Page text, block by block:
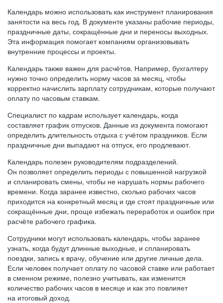
Календарь можно использовать как инструмент планирования
занятости на весь год. В документе указаны рабочие периоды,
праздничные даты, сокращённые дни и переносы выходных.
Эта информация помогает компаниям организовывать
внутренние процессы и проекты.
Календарь также важен для расчётов. Например, бухгалтеру
нужно точно определить норму часов за месяц, чтобы
корректно начислить зарплату сотрудникам, которые получают
оплату по часовым ставкам.
Специалист по кадрам использует календарь, когда
составляет график отпусков. Данные из документа помогают
определить длительность отдыха с учётом праздников. Если
праздничные дни выпадают на отпуск, его продлевают.
Календарь полезен руководителям подразделений.
Он позволяет определить периоды с повышенной нагрузкой
и спланировать смены, чтобы не нарушать нормы рабочего
времени. Когда заранее известно, сколько рабочих часов
приходится на конкретный месяц и где стоят праздничные или
сокращённые дни, проще избежать переработок и ошибок при
расчёте рабочего графика.
Сотрудники могут использовать календарь, чтобы заранее
узнать, когда будут длинные выходные, и спланировать
поездки, запись к врачу, обучение или другие личные дела.
Если человек получает оплату по часовой ставке или работает
в сменном режиме, полезно учитывать, как изменится
количество рабочих часов в месяце и как это повлияет
на итоговый доход.